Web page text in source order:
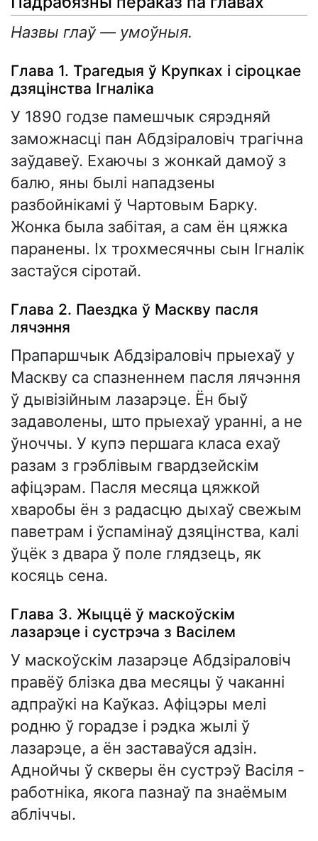
Назвы глаў — умоўныя.
Глава 1. Трагедыя ў Крупках і сіроцкае
дзяцінства Ігналіка
У 1890 годзе памешчык сярэдняй
заможнасці пан Абдзіраловіч трагічна
заўдавеў. Ехаючы з жонкай дамоў з
балю, яны былі нападзены
разбойнікамі ў Чартовым Барку.
Жонка была забітая, а сам ён цяжка
паранены. Іх трохмесячны сын Ігналік
застаўся сіротай.
Глава 2. Паездка ў Маскву пасля
лячэння
Прапаршчык Абдзіраловіч прыехаў у
Маскву са спазненнем пасля лячэння
ў дывізійным лазарэце. Ён быў
задаволены, што прыехаў уранні, а не
ўноччы. У купэ першага класа ехаў
разам з грэблівым гвардзейскім
афіцэрам. Пасля месяца цяжкой
хваробы ён з радасцю дыхаў свежым
паветрам і ўспамінаў дзяцінства, калі
ўцёк з двара ў поле глядзець, як
косяць сена.
Глава 3. Жыццё ў маскоўскім
лазарэце і сустрэча з Васілем
У маскоўскім лазарэце Абдзіраловіч
правёў блізка два месяцы ў чаканні
адпраўкі на Каўказ. Афіцэры мелі
родню ў горадзе і рэдка жылі ў
лазарэце, а ён заставаўся адзін.
Аднойчы ў скверы ён сустрэў Васіля -
работніка, якога пазнаў па знаёмым
абліччы.